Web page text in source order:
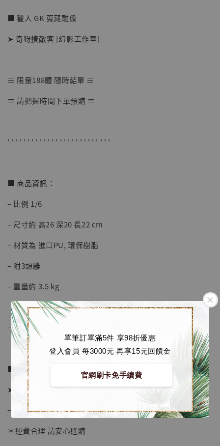
單筆訂單滿5件 享98折優惠
登入會員 每3000元 再享15元回饋金
官網刷卡免手續費
【店內現貨】七龍珠 系列蒐藏雕像 悟空 鳥山
NT$ 5,580
【店內現貨】海賊王 系列蒐藏雕像 布魯克達
摩 [7STARS Studio]
■ 獵人 GK 蒐藏雕像
➤ 奇犽揍敵客 [幻影工作室]
≡ 限量188體 隨時結單 ≡
≡ 請把握時間下單預購 ≡
' ' ' ' ' ' ' ' ' ' ' ' ' ' ' ' ' ' ' ' ' ' ' ' ' '
■ 商品資訊：
– 比例 1/6
– 尺寸約 高26 深20 長22 cm
– 材質為 進口PU, 環保樹脂
– 附3頭雕
– 重量約 3.5 kg
──────────────
■ 販售資訊：
➤ 價格 5680元 （訂金2280)
→ 國際運費到台後通知
＊運費合理 請安心選購